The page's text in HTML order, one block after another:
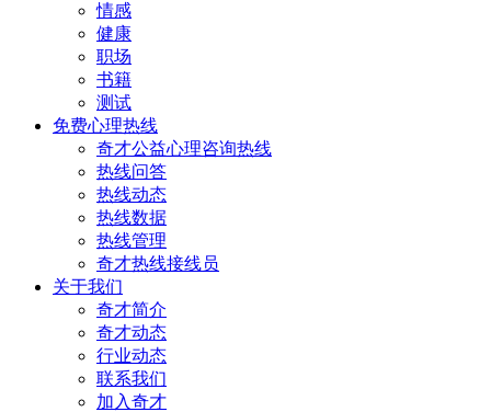
情感
健康
职场
书籍
测试
免费心理热线
奇才公益心理咨询热线
热线问答
热线动态
热线数据
热线管理
奇才热线接线员
关于我们
奇才简介
奇才动态
行业动态
联系我们
加入奇才